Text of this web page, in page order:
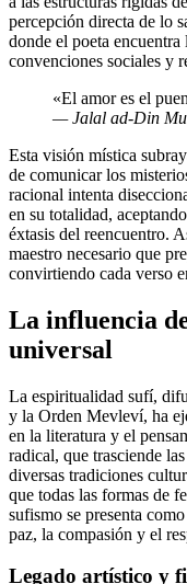
percepción directa de lo
donde el poeta
convenciones sociales y
«El amor es el
— Jalal ad-Din
Esta visión mística
de comunicar los
racional intenta
en su totalidad,
éxtasis del reencuentro.
maestro necesario que
convirtiendo cada verso
La influencia
universal
La espiritualidad sufí,
y la Orden Mevleví, ha
en la literatura y el
radical, que trasciende
diversas tradiciones
que todas las formas de
sufismo se presenta
paz, la compasión y el
Legado artístico y